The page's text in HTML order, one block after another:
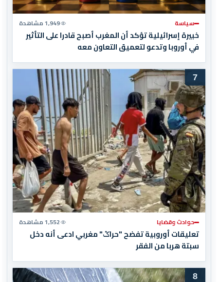
سياسة 1,949 مشاهدة
خبيرة إسرائيلية تؤكد أن المغرب أصبح قادرا على التأثير
في أوروبا وتدعو لتعميق التعاون معه
7
حوادث وقضايا 1,552 مشاهدة
تعليقات أوروبية تفضح "حراݣ" مغربي ادعى أنه دخل
سبتة هربا من الفقر
8